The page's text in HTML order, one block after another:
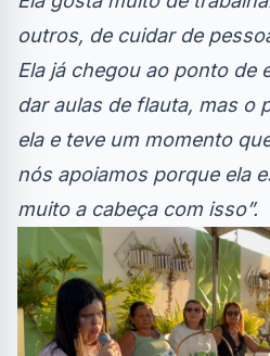
outros, de cuidar de
Ela já chegou ao ponto de
dar aulas de flauta, mas o
ela e teve um momento
nós apoiamos porque ela
muito a cabeça com isso”.